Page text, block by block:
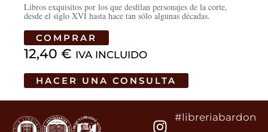
Libros exquisitos por los que desfilan personajes de la corte,
desde el siglo XVI hasta hace tan sólo algunas décadas.
COMPRAR
12,40€ IVA INCLUIDO
HACER UNA CONSULTA
#libreriabardon